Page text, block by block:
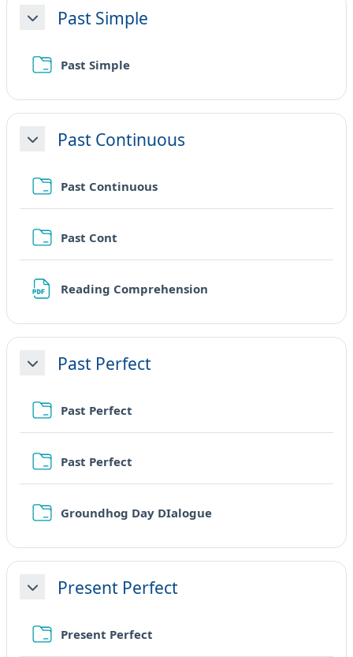
MinimizzaPast Simple
Past SimpleCartella
MinimizzaPast Continuous
Past ContinuousCartella
Past Cont
Reading Comprehension
MinimizzaPast Perfect
Past Perfect
Past Perfect
Groundhog Day DIalogueCartella
MinimizzaPresent Perfect
Present Perfect